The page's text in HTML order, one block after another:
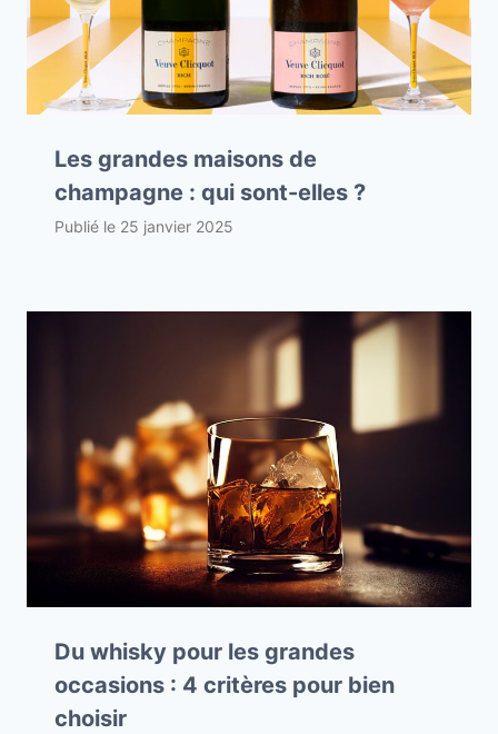
Les grandes maisons de
champagne : qui sont-elles ?
Publié le 25 janvier 2025
Du whisky pour les grandes
occasions : 4 critères pour bien
choisir